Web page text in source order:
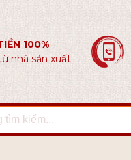
100%
nhà sản xuất